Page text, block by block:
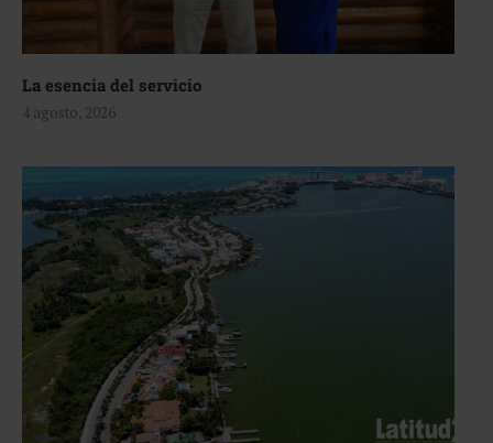
La esencia del servicio
4 agosto, 2026